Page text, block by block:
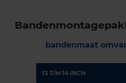
bandenmaat